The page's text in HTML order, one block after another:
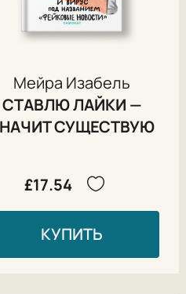
Мейра Изабель
СТАВЛЮ ЛАЙКИ —
СУЩЕСТВУЮ
£17.54
КУПИТЬ